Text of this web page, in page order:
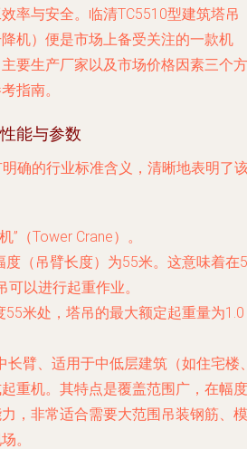
率与安全。临清TC5510型建筑塔吊
机）便是市场上备受关注的一款机
要生产厂家以及市场价格因素三个方
指南。
能与参数
明确的行业标准含义，清晰地表明了
”（Tower Crane）。
度（吊臂长度）为55米。这意味着在
以进行起重作业。
55米处，塔吊的最大额定起重量为1.0
长臂、适用于中低层建筑（如住宅楼
重机。其特点是覆盖范围广，在幅度
，非常适合需要大范围吊装钢筋、模
。